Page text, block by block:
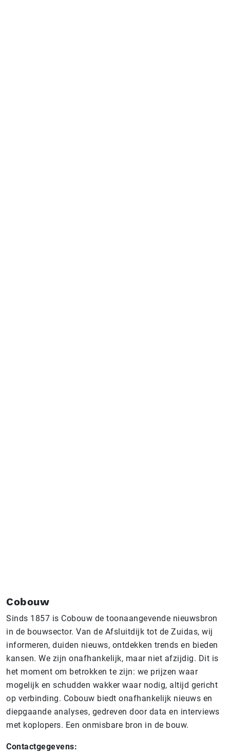
Cobouw
Sinds 1857 is Cobouw de toonaangevende nieuwsbron
in de bouwsector. Van de Afsluitdijk tot de Zuidas, wij
informeren, duiden nieuws, ontdekken trends en bieden
kansen. We zijn onafhankelijk, maar niet afzijdig. Dit is
het moment om betrokken te zijn: we prijzen waar
mogelijk en schudden wakker waar nodig, altijd gericht
op verbinding.​ Cobouw biedt onafhankelijk nieuws en
diepgaande analyses, gedreven door data en interviews
met koplopers. Een onmisbare bron in de bouw.
Contactgegevens: